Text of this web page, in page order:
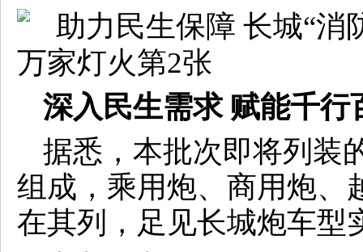
深入民生需求 赋能千行
据悉，本批次即将列装
组成，乘用炮、商用炮、
在其列，足见长城炮车型